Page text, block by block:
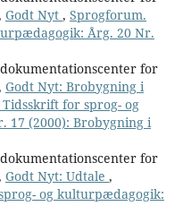
Godt Nyt , Sprogforum.
Årg. 20 Nr.
for
Godt Nyt: Brobygning i
for sprog- og
(2000): Brobygning i
for
Godt Nyt: Udtale ,
og kulturpædagogik: